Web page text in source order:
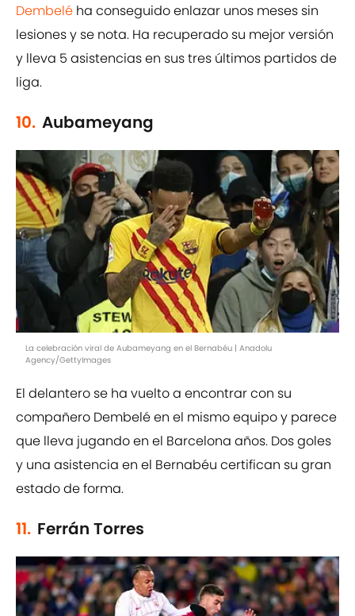
Dembelé ha conseguido enlazar unos meses sin
lesiones y se nota. Ha recuperado su mejor versión
y lleva 5 asistencias en sus tres últimos partidos de
liga.
10. Aubameyang
La celebración viral de Aubameyang en el Bernabéu | Anadolu
Agency/GettyImages
El delantero se ha vuelto a encontrar con su
compañero Dembelé en el mismo equipo y parece
que lleva jugando en el Barcelona años. Dos goles
y una asistencia en el Bernabéu certifican su gran
estado de forma.
11. Ferrán Torres